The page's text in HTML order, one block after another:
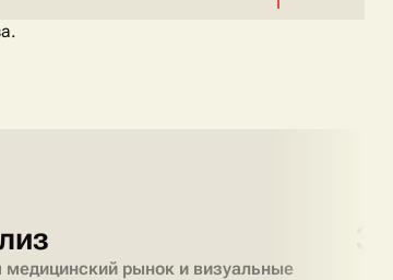
рынок и визуальные